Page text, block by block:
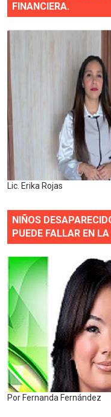
para fortalecer el
FINANCIERA.
Lic. Erika Rojas
NIÑOS
PUEDE FALLAR EN
Por Fernanda Fernández